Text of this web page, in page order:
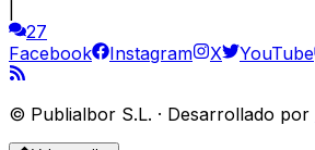
27
Facebook
Instagram X YouTube
© Publialbor S.L. · Desarrollado por